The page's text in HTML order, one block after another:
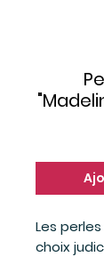
Les
choix